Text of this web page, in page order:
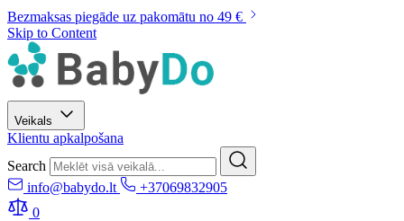
Bezmaksas piegāde uz pakomātu no 49 €
Skip to Content
Veikals
Klientu apkalpošana
Search
info@babydo.lt
+37069832905
0